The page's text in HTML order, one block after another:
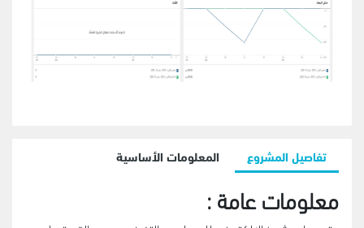
تفاصيل المشروع المعلومات الأساسية
معلومات عامة :